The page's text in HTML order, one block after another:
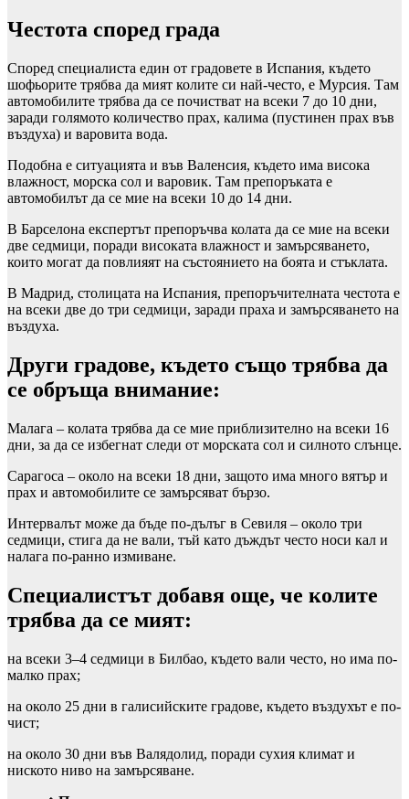
Честота според града
Според специалиста един от градовете в Испания, където
шофьорите трябва да мият колите си най-често, е Мурсия. Там
автомобилите трябва да се почистват на всеки 7 до 10 дни,
заради голямото количество прах, калима (пустинен прах във
въздуха) и варовита вода.
Подобна е ситуацията и във Валенсия, където има висока
влажност, морска сол и варовик. Там препоръката е
автомобилът да се мие на всеки 10 до 14 дни.
В Барселона експертът препоръчва колата да се мие на всеки
две седмици, поради високата влажност и замърсяването,
които могат да повлияят на състоянието на боята и стъклата.
В Мадрид, столицата на Испания, препоръчителната честота е
на всеки две до три седмици, заради праха и замърсяването на
въздуха.
Други градове, където също трябва да
се обръща внимание:
Малага – колата трябва да се мие приблизително на всеки 16
дни, за да се избегнат следи от морската сол и силното слънце.
Сарагоса – около на всеки 18 дни, защото има много вятър и
прах и автомобилите се замърсяват бързо.
Интервалът може да бъде по-дълъг в Севиля – около три
седмици, стига да не вали, тъй като дъждът често носи кал и
налага по-ранно измиване.
Специалистът добавя още, че колите
трябва да се мият:
на всеки 3–4 седмици в Билбао, където вали често, но има по-
малко прах;
на около 25 дни в галисийските градове, където въздухът е по-
чист;
на около 30 дни във Валядолид, поради сухия климат и
ниското ниво на замърсяване.